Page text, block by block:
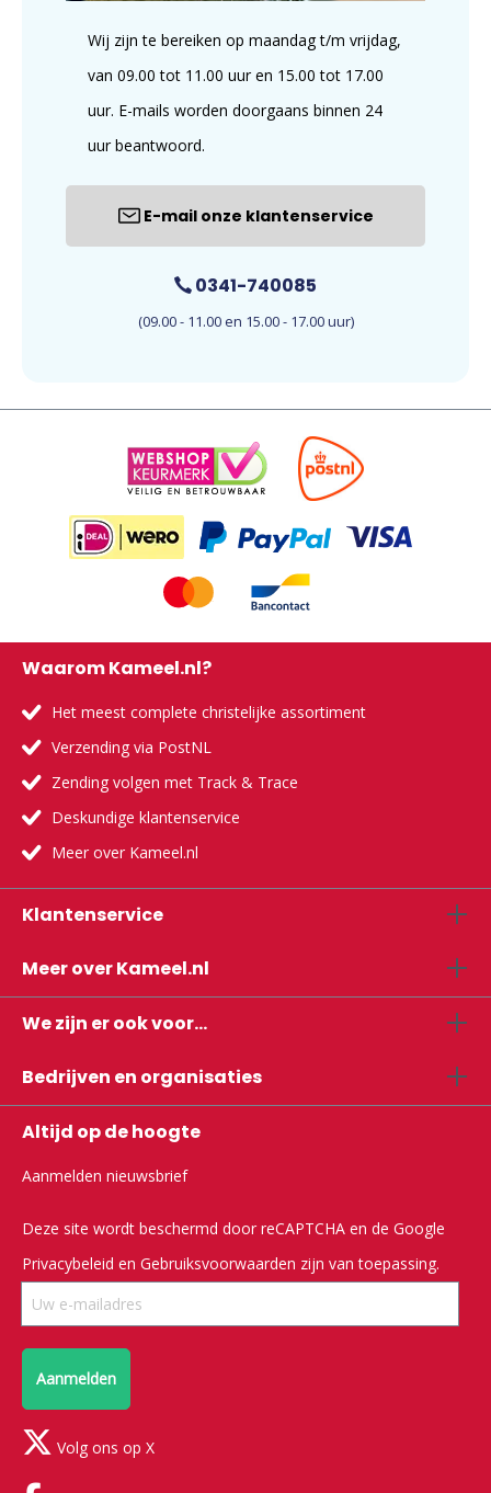
Wij zijn te bereiken op maandag t/m vrijdag,
van 09.00 tot 11.00 uur en 15.00 tot 17.00
uur. E-mails worden doorgaans binnen 24
uur beantwoord.
E-mail onze klantenservice
0341-740085
(09.00 - 11.00 en 15.00 - 17.00 uur)
Waarom Kameel.nl?
Het meest complete christelijke assortiment
Verzending via PostNL
Zending volgen met Track & Trace
Deskundige klantenservice
Meer over Kameel.nl
Klantenservice
Meer over Kameel.nl
We zijn er ook voor...
Bedrijven en organisaties
Altijd op de hoogte
Aanmelden nieuwsbrief
Deze site wordt beschermd door reCAPTCHA en de Google
Privacybeleid en Gebruiksvoorwaarden zijn van toepassing.
Aanmelden
Volg ons op X